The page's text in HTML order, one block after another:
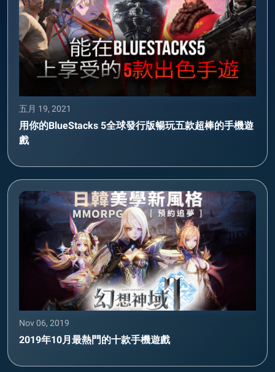
五月 19, 2021
用你的BlueStacks 5全球發行版暢玩五款超棒的手機遊
戲
Nov 06, 2019
2019年10月最熱門的十款手機遊戲